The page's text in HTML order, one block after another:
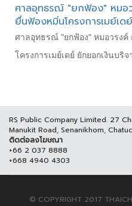
ศาลอุทธรณ์ "ยกฟ้อง" หม
ยื่นฟ้องหมิ่นโครงการเมย์เดย์
ศาลอุทธรณ์ "ยกฟ้อง" หมอวรง
โครงการเมย์เดย์ ยักยอกเงินบริ
RS Public Company Limited. 27
Manukit Road, Senanikhom,
ติดต่อลงโฆษณา
+66 2 037 8888
+668 4940 4303
© COPYRIGHT 2017